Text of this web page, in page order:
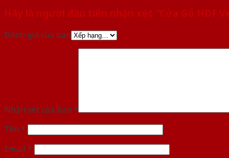
Hãy là người đầu tiên nhận xét “Cửa Gỗ HDF
Đánh giá của bạn
Nhận xét của bạn *
Tên *
Email *